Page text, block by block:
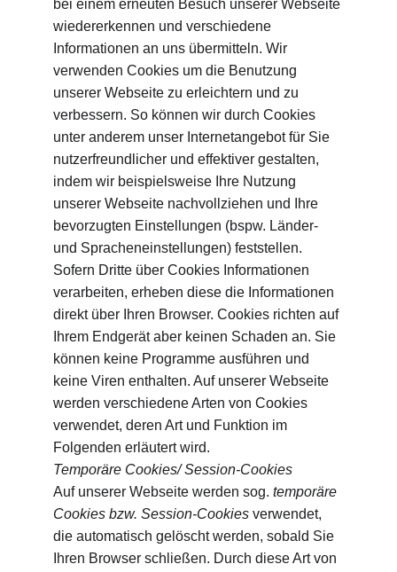
bei einem erneuten Besuch unserer Webseite
wiedererkennen und verschiedene
Informationen an uns übermitteln. Wir
verwenden Cookies um die Benutzung
unserer Webseite zu erleichtern und zu
verbessern. So können wir durch Cookies
unter anderem unser Internetangebot für Sie
nutzerfreundlicher und effektiver gestalten,
indem wir beispielsweise Ihre Nutzung
unserer Webseite nachvollziehen und Ihre
bevorzugten Einstellungen (bspw. Länder-
und Spracheneinstellungen) feststellen.
Sofern Dritte über Cookies Informationen
verarbeiten, erheben diese die Informationen
direkt über Ihren Browser. Cookies richten auf
Ihrem Endgerät aber keinen Schaden an. Sie
können keine Programme ausführen und
keine Viren enthalten. Auf unserer Webseite
werden verschiedene Arten von Cookies
verwendet, deren Art und Funktion im
Folgenden erläutert wird.
Temporäre Cookies/ Session-Cookies
Auf unserer Webseite werden sog. temporäre
Cookies bzw. Session-Cookies verwendet,
die automatisch gelöscht werden, sobald Sie
Ihren Browser schließen. Durch diese Art von